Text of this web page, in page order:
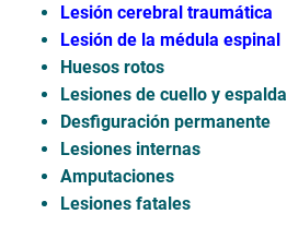
Lesión cerebral traumática
Lesión de la médula espinal
Huesos rotos
Lesiones de cuello y espalda
Desfiguración permanente
Lesiones internas
Amputaciones
Lesiones fatales